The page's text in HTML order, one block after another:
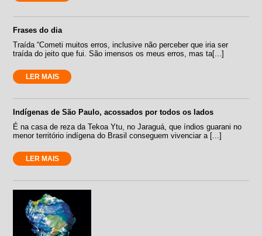
Frases do dia
Traída “Cometi muitos erros, inclusive não perceber que iria ser
traída do jeito que fui. São imensos os meus erros, mas ta[...]
LER MAIS
Indígenas de São Paulo, acossados por todos os lados
É na casa de reza da Tekoa Ytu, no Jaraguá, que índios guarani no
menor território indígena do Brasil conseguem vivenciar a [...]
LER MAIS